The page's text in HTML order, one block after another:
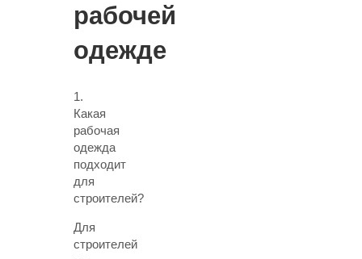
рабочей
одежде
1.
Какая
рабочая
одежда
подходит
для
строителей?
Для
строителей